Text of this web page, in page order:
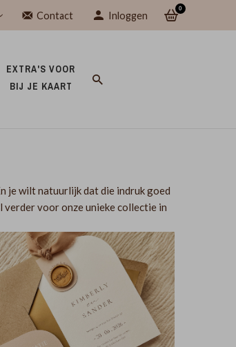
Contact Inloggen
0
EXTRA'S VOOR
BIJ JE KAART
je wilt natuurlijk dat die indruk goed
verder voor onze unieke collectie in